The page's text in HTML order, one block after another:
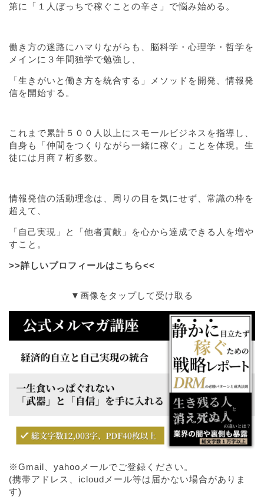
第に「１人ぼっちで稼ぐことの辛さ」で悩み始める。
働き方の迷路にハマりながらも、脳科学・心理学・哲学を
メインに３年間独学で勉強し、
「生きがいと働き方を統合する」メソッドを開発、情報発
信を開始する。
これまで累計５００人以上にスモールビジネスを指導し、
自身も「仲間をつくりながら一緒に稼ぐ」ことを体現。生
徒には月商７桁多数。
情報発信の活動理念は、周りの目を気にせず、常識の枠を
超えて、
「自己実現」と「他者貢献」を心から達成できる人を増や
すこと。
>>詳しいプロフィールはこちら<<
▼画像をタップして受け取る
※Gmail、yahooメールでご登録ください。
(携帯アドレス、icloudメール等は届かない場合がありま
す)